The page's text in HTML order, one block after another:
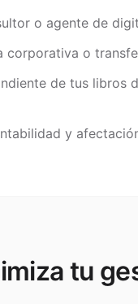
o agente de
corporativa o
de tus libros
y
tu